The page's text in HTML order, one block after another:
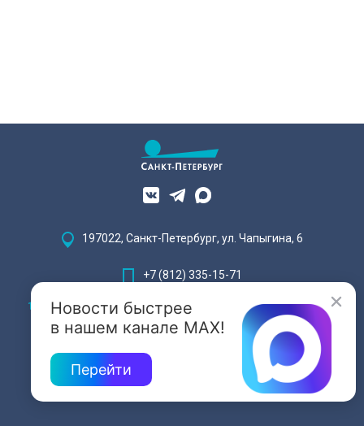
Новости быстрее
в нашем канале MAX!
Перейти
197022, Санкт-Петербург, ул. Чапыгина, 6
+7 (812) 335-15-71
Внимание! Отдельные видеоматериалы, размещенные на настоящем
сайте, могут содержать информацию, предназначенную для лиц,
достигших 18 лет.